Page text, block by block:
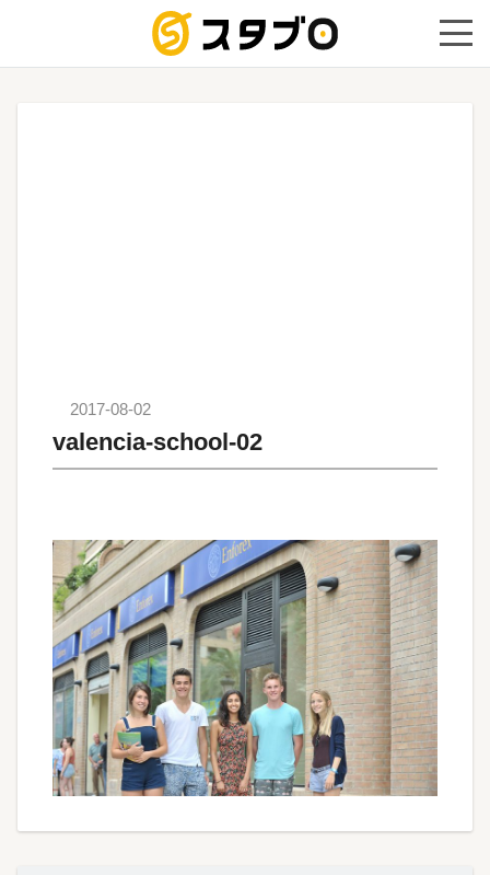
手続き
2017-08-02
valencia-school-02